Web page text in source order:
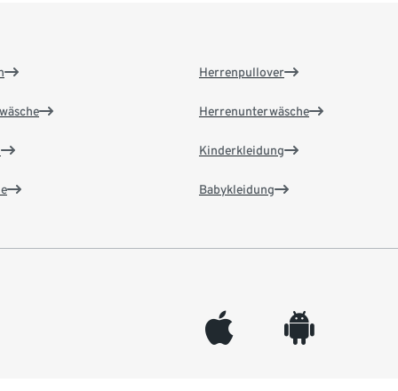
Herrenpullover
Herrenunterwäsche
Kinderkleidung
Babykleidung
appleinc android